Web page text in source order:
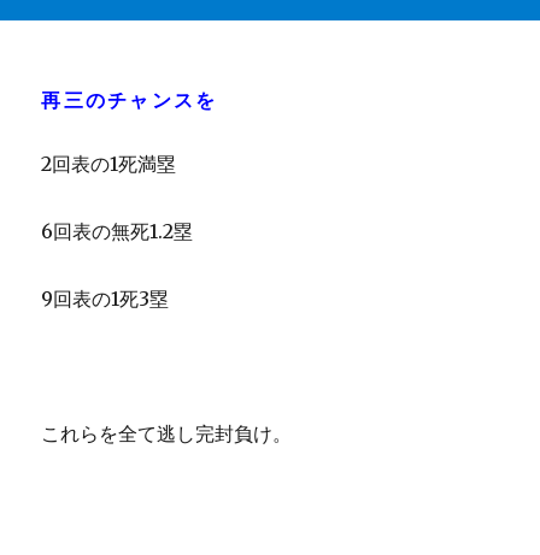
再三のチャンスを
2回表の1死満塁
6回表の無死1.2塁
9回表の1死3塁
これらを全て逃し完封負け。